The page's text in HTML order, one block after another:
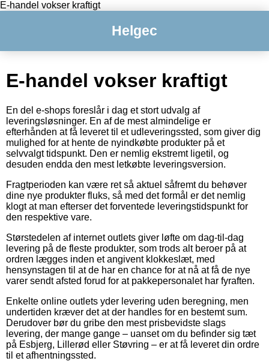
E-handel vokser kraftigt
Helgec
E-handel vokser kraftigt
En del e-shops foreslår i dag et stort udvalg af
leveringsløsninger. En af de mest almindelige er
efterhånden at få leveret til et udleveringssted, som giver dig
mulighed for at hente de nyindkøbte produkter på et
selvvalgt tidspunkt. Den er nemlig ekstremt ligetil, og
desuden endda den mest letkøbte leveringsversion.
Fragtperioden kan være ret så aktuel såfremt du behøver
dine nye produkter fluks, så med det formål er det nemlig
klogt at man efterser det forventede leveringstidspunkt for
den respektive vare.
Størstedelen af internet outlets giver løfte om dag-til-dag
levering på de fleste produkter, som trods alt beroer på at
ordren lægges inden et angivent klokkeslæt, med
hensynstagen til at de har en chance for at nå at få de nye
varer sendt afsted forud for at pakkepersonalet har fyraften.
Enkelte online outlets yder levering uden beregning, men
undertiden kræver det at der handles for en bestemt sum.
Derudover bør du gribe den mest prisbevidste slags
levering, der mange gange – uanset om du befinder sig tæt
på Esbjerg, Lillerød eller Støvring – er at få leveret din ordre
til et afhentningssted.